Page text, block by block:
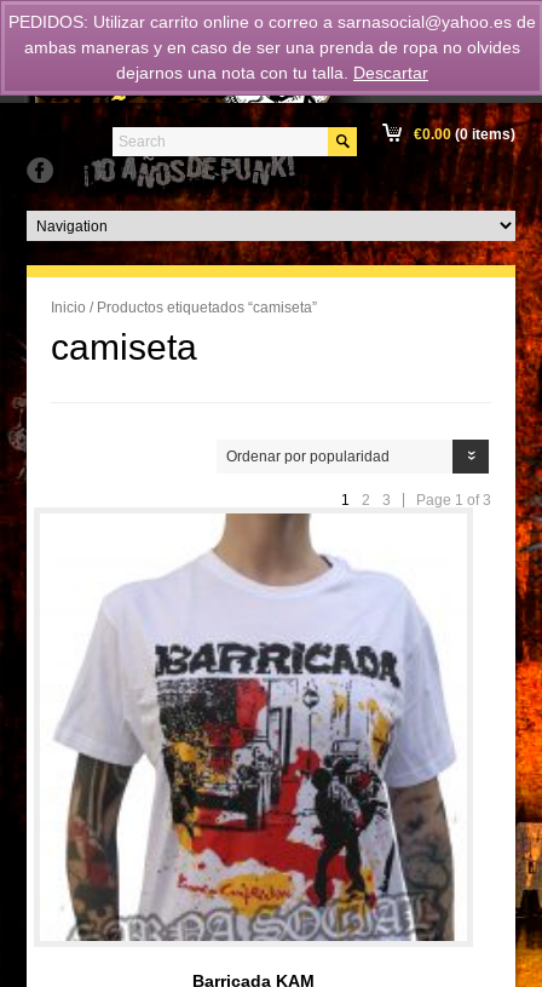
€0.00(0 items)
Inicio / Productos etiquetados “camiseta”
camiseta
Ordenar por popularidad
Page 1 of 3
1 2 3
Barricada KAM
PEDIDOS: Utilizar carrito online o correo a sarnasocial@yahoo.es de
ambas maneras y en caso de ser una prenda de ropa no olvides
dejarnos una nota con tu talla.
Descartar